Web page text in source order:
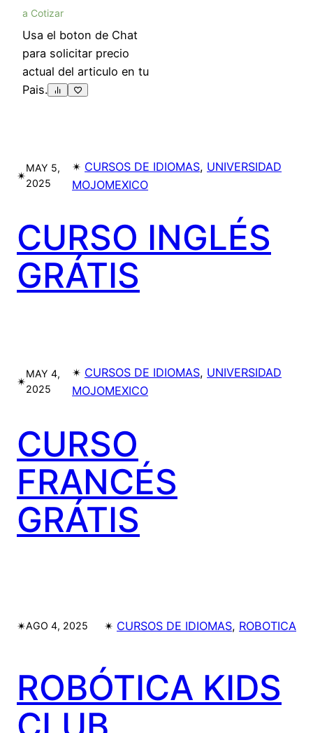
a Cotizar
Usa el boton de Chat
para solicitar precio
actual del articulo en tu
Pais.
✴︎
MAY 5,
2025
✴︎ CURSOS DE IDIOMAS, UNIVERSIDAD
MOJOMEXICO
CURSO INGLÉS
GRÁTIS
✴︎
MAY 4,
2025
✴︎ CURSOS DE IDIOMAS, UNIVERSIDAD
MOJOMEXICO
CURSO
FRANCÉS
GRÁTIS
✴︎AGO 4, 2025 ✴︎ CURSOS DE IDIOMAS, ROBOTICA
ROBÓTICA KIDS